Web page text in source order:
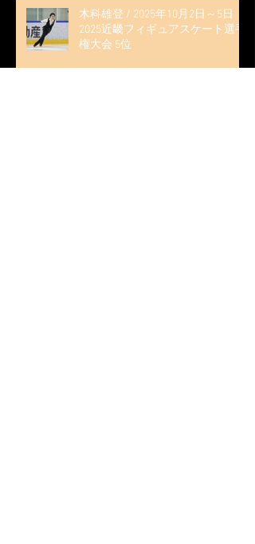
木科雄登 / 2025年10月2日～5日
2025近畿フィギュアスケート選手
権大会 5位